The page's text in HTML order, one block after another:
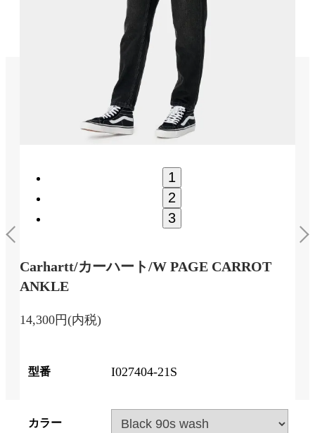
1
2
3
Carhartt/カーハート/W PAGE CARROT
ANKLE
14,300円(内税)
型番 I027404-21S
カラー